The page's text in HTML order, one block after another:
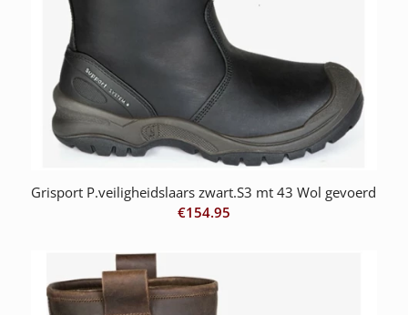
Grisport P.veiligheidslaars zwart.S3 mt 43 Wol gevoerd
€154.95